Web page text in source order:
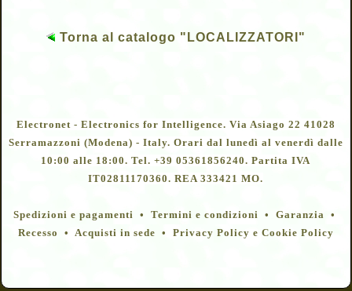
Torna al catalogo "LOCALIZZATORI"
Electronet - Electronics for Intelligence. Via Asiago 22 41028
Serramazzoni (Modena) - Italy. Orari dal lunedì al venerdì dalle
10:00 alle 18:00. Tel. +39 05361856240. Partita IVA
IT02811170360. REA 333421 MO.
Spedizioni e pagamenti • Termini e condizioni • Garanzia •
Recesso • Acquisti in sede • Privacy Policy e Cookie Policy